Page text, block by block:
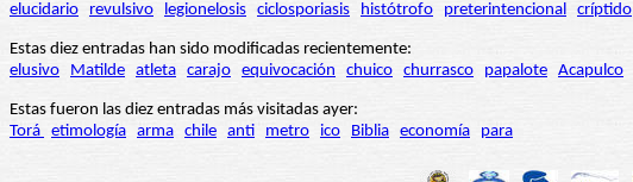
elucidario
revulsivo legionelosis ciclosporiasis histótrofo preterintencional críptido
Estas diez entradas han sido modificadas recientemente:
elusivo
Matilde atleta carajo equivocación chuico churrasco papalote Acapulco
Estas fueron las diez entradas más visitadas ayer:
Torá etimología arma chile anti metro ico Biblia economía para